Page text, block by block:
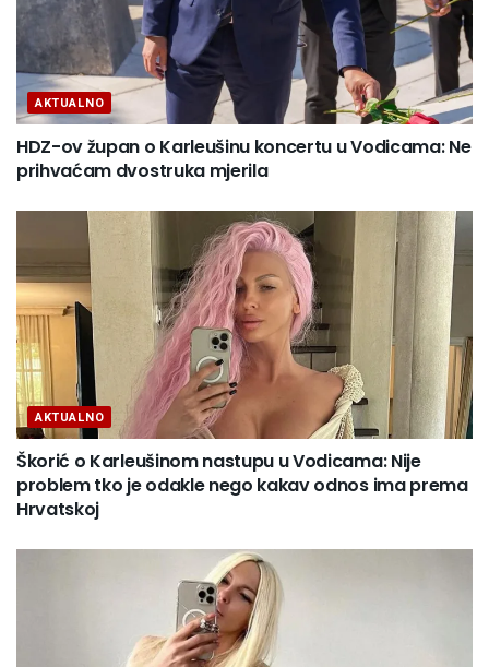
AKTUALNO
HDZ-ov župan o Karleušinu koncertu u Vodicama: Ne
prihvaćam dvostruka mjerila
AKTUALNO
Škorić o Karleušinom nastupu u Vodicama: Nije
problem tko je odakle nego kakav odnos ima prema
Hrvatskoj